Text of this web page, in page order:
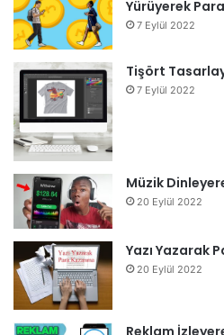
Yürüyerek
7 Eylül 2022
Tişört
7 Eylül 2022
Müzik
20 Eylül 2022
Yazı Yazarak
20 Eylül 2022